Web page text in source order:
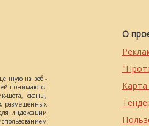
на веб -
понимаются
шота, сканы,
размещенных
индексации
О
Карта